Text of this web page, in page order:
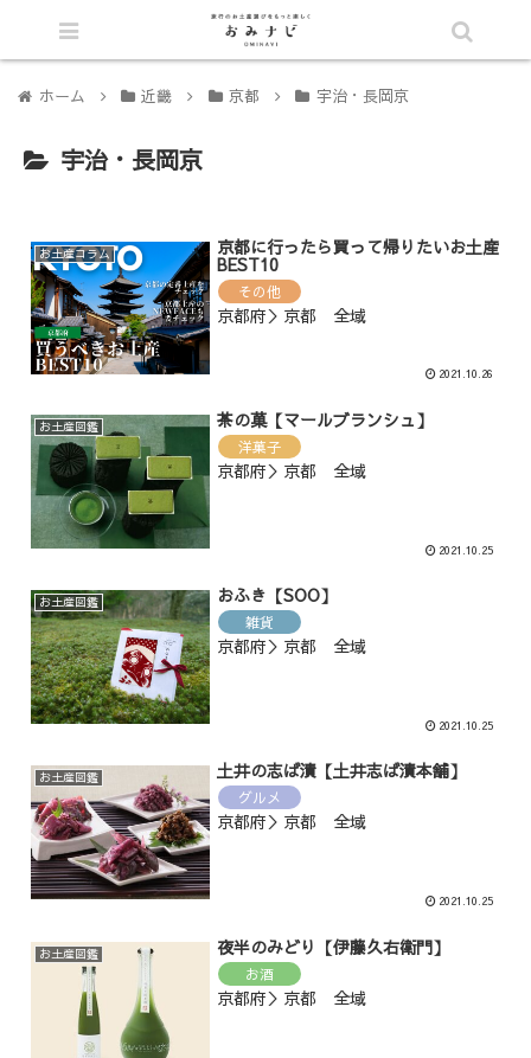
ホーム 近畿 京都 宇治・長岡京
宇治・長岡京
お土産コラム 京都に行ったら買って帰りたいお土産
BEST10
その他
京都府＞京都 全域
2021.10.26
お土産図鑑 茶の菓【マールブランシュ】
洋菓子
京都府＞京都 全域
2021.10.25
お土産図鑑 おふき【SOO】
雑貨
京都府＞京都 全域
2021.10.25
お土産図鑑 土井の志ば漬【土井志ば漬本舗】
グルメ
京都府＞京都 全域
2021.10.25
お土産図鑑 夜半のみどり【伊藤久右衛門】
お酒
京都府＞京都 全域
シェア